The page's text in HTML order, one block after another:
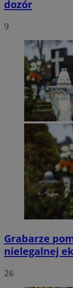
dozór
9
Grabarze
nielegalnej
26